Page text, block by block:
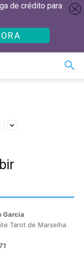
de crédito para